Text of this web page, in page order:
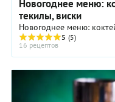
Новогоднее меню:
текилы, виски
Новогоднее меню:
5 (5)
16 рецептов